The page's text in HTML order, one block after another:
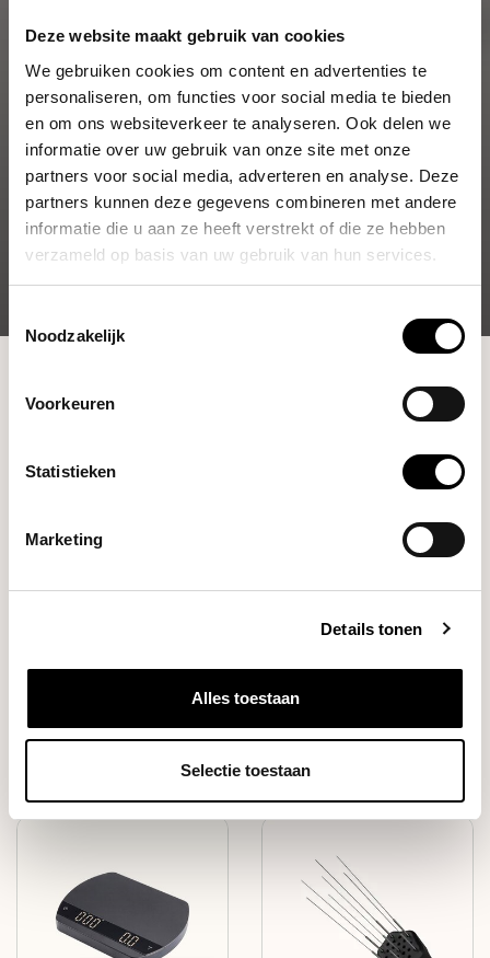
Deze website maakt gebruik van cookies
We gebruiken cookies om content en advertenties te
personaliseren, om functies voor social media te bieden
en om ons websiteverkeer te analyseren. Ook delen we
informatie over uw gebruik van onze site met onze
partners voor social media, adverteren en analyse. Deze
partners kunnen deze gegevens combineren met andere
informatie die u aan ze heeft verstrekt of die ze hebben
verzameld op basis van uw gebruik van hun services.
Noodzakelijk
Voorkeuren
Statistieken
Marketing
Details tonen
Alles toestaan
Selectie toestaan
Onze espresso tools zijn onmisbaar voor de echte barista.
Espresso